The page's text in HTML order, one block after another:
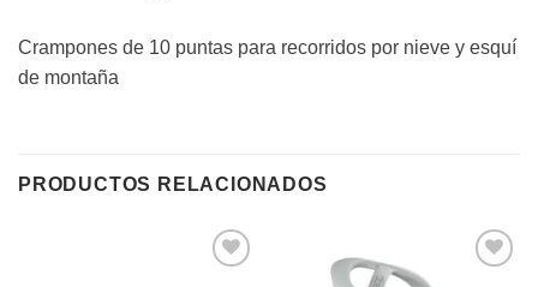
Crampones de 10 puntas para recorridos por nieve y esquí
de montaña
PRODUCTOS RELACIONADOS